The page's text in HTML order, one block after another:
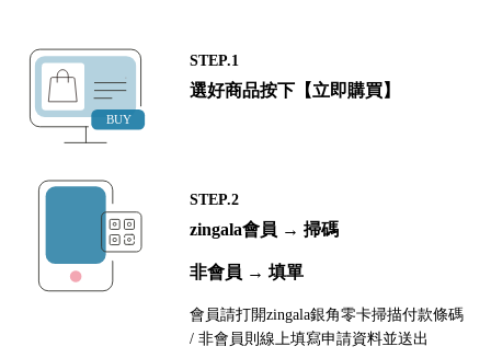
STEP.1
選好商品按下【立即購買】
STEP.2
zingala會員 → 掃碼
非會員 → 填單
會員請打開zingala銀角零卡掃描付款條碼
/ 非會員則線上填寫申請資料並送出